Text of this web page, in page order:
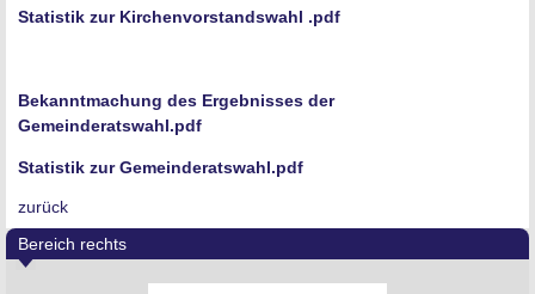
Statistik zur Kirchenvorstandswahl .pdf
Bekanntmachung des Ergebnisses der
Gemeinderatswahl.pdf
Statistik zur Gemeinderatswahl.pdf
zurück
Bereich rechts